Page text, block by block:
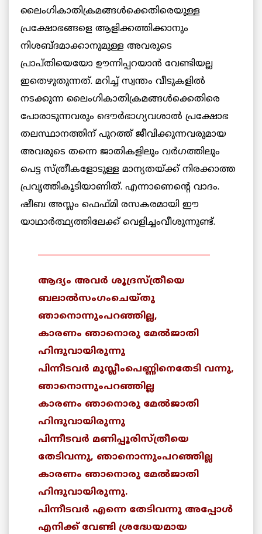
ലൈംഗികാതിക്രമങ്ങള്‍ക്കെതിരെയുള്ള
പ്രക്ഷോഭങ്ങളെ ആളിക്കത്തിക്കാനും
നിശബ്ദമാക്കാനുമുള്ള അവരുടെ
പ്രാപ്തിയെയോ ഊന്നിപ്പറയാന്‍ വേണ്ടിയല്ല
ഇതെഴുതുന്നത്. മറിച്ച് സ്വന്തം വീടുകളില്‍
നടക്കുന്ന ലൈംഗികാതിക്രമങ്ങള്‍ക്കെതിരെ
പോരാടുന്നവരും ദൌര്‍ഭാഗ്യവശാല്‍ പ്രക്ഷോഭ
തലസ്ഥാനത്തിന് പുറത്ത് ജീവിക്കുന്നവരുമായ
അവരുടെ തന്നെ ജാതികളിലും വര്‍ഗത്തിലും
പെട്ട സ്ത്രീകളോടുള്ള മാന്യതയ്ക്ക് നിരക്കാത്ത
പ്രവൃത്തികൂടിയാണിത്. എന്നാണെന്റെ വാദം.
ഷീബ അസ്ലം ഫെഫ്മി രസകരമായി ഈ
യാഥാര്‍ത്ഥ്യത്തിലേക്ക് വെളിച്ചംവീശുന്നുണ്ട്.
ആദ്യം അവര്‍ ശൂദ്രസ്ത്രീയെ
ബലാല്‍സംഗംചെയ്തു
ഞാനൊന്നുംപറഞ്ഞില്ല,
കാരണം ഞാനൊരു മേല്‍ജാതി
ഹിന്ദുവായിരുന്നു
പിന്നീടവര്‍ മുസ്ലീംപെണ്ണിനെതേടി വന്നു,
ഞാനൊന്നുംപറഞ്ഞില്ല
കാരണം ഞാനൊരു മേല്‍ജാതി
ഹിന്ദുവായിരുന്നു
പിന്നീടവര്‍ മണിപ്പൂരിസ്ത്രീയെ
തേടിവന്നു, ഞാനൊന്നുംപറഞ്ഞില്ല
കാരണം ഞാനൊരു മേല്‍ജാതി
ഹിന്ദുവായിരുന്നു.
പിന്നീടവര്‍ എന്നെ തേടിവന്നു അപ്പോള്‍
എനിക്ക് വേണ്ടി ശ്രദ്ധേയമായ